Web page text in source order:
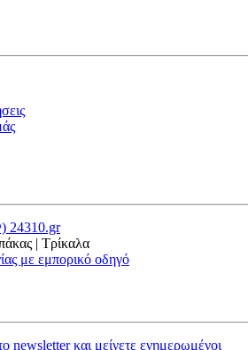
24310.gr
| Τρίκαλα
με εμπορικό οδηγό
newsletter και μείνετε ενημερωμένοι